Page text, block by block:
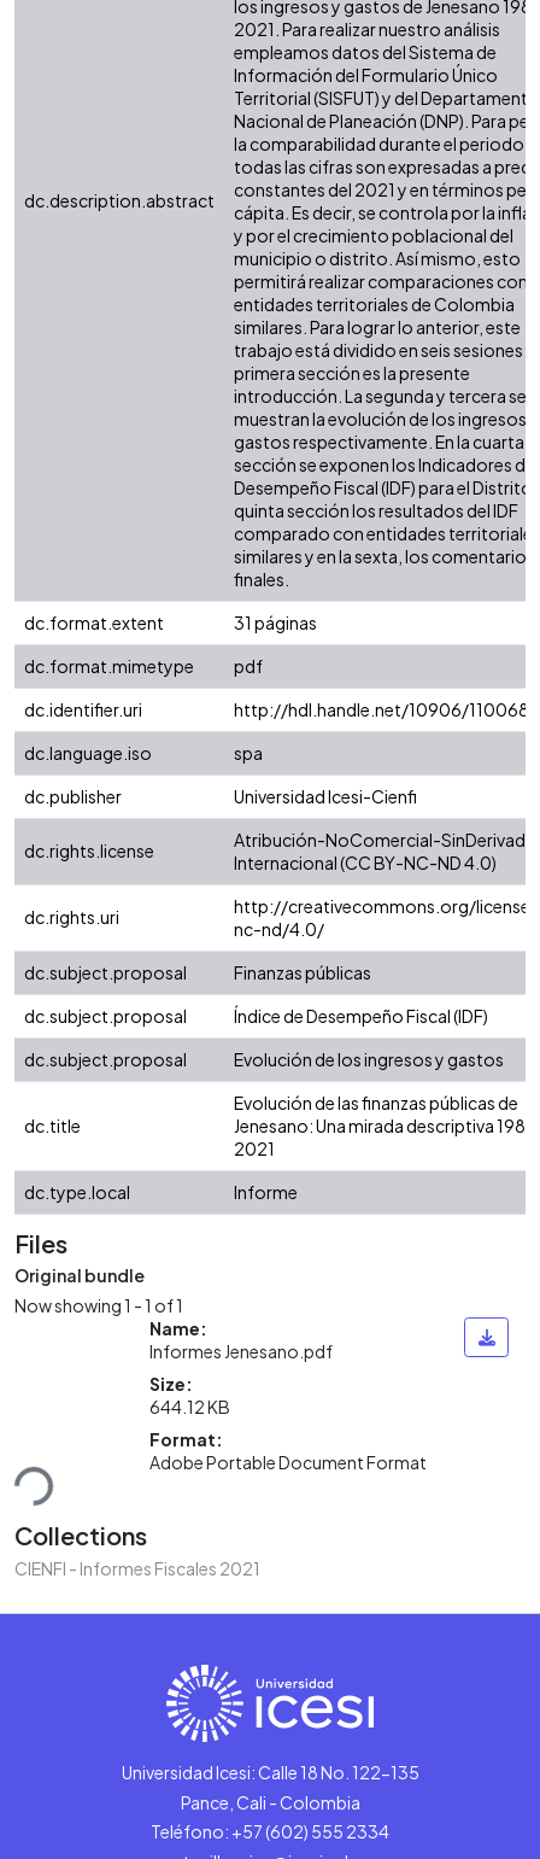
dc.description.abstract
los ingresos y gastos de Jenesano
2021. Para realizar nuestro análisis
empleamos datos del Sistema de
Información del Formulario Único
Territorial (SISFUT) y del Departamento
Nacional de Planeación (DNP). Para
la comparabilidad durante el periodo,
todas las cifras son expresadas a
constantes del 2021 y en términos per
cápita. Es decir, se controla por la
y por el crecimiento poblacional del
municipio o distrito. Así mismo, esto
permitirá realizar comparaciones con
entidades territoriales de Colombia
similares. Para lograr lo anterior, este
trabajo está dividido en seis sesiones:
primera sección es la presente
introducción. La segunda y tercera
muestran la evolución de los ingresos
gastos respectivamente. En la cuarta
sección se exponen los Indicadores de
Desempeño Fiscal (IDF) para el Distrito.
quinta sección los resultados del IDF
comparado con entidades territoriales
similares y en la sexta, los comentarios
finales.
dc.format.extent
31 páginas
dc.format.mimetype
pdf
dc.identifier.uri
http://hdl.handle.net/10906/110068
dc.language.iso
spa
dc.publisher
Universidad Icesi-Cienfi
dc.rights.license
Atribución-NoComercial-
Internacional (CC BY-NC-ND 4.0)
dc.rights.uri
http://creativecommons.org/
nc-nd/4.0/
dc.subject.proposal
Finanzas públicas
dc.subject.proposal
Índice de Desempeño Fiscal (IDF)
dc.subject.proposal
Evolución de los ingresos y gastos
dc.title
Evolución de las finanzas públicas de
Jenesano: Una mirada descriptiva
2021
dc.type.local
Informe
Files
Original bundle
Now showing1 - 1 of 1
Name:
Informes Jenesano.pdf
Size:
644.12 KB
Format:
Adobe Portable Document Format
Collections
CIENFI - Informes Fiscales 2021
Universidad Icesi: Calle 18 No. 122-135
Pance, Cali - Colombia
Teléfono: +57 (602) 555 2334